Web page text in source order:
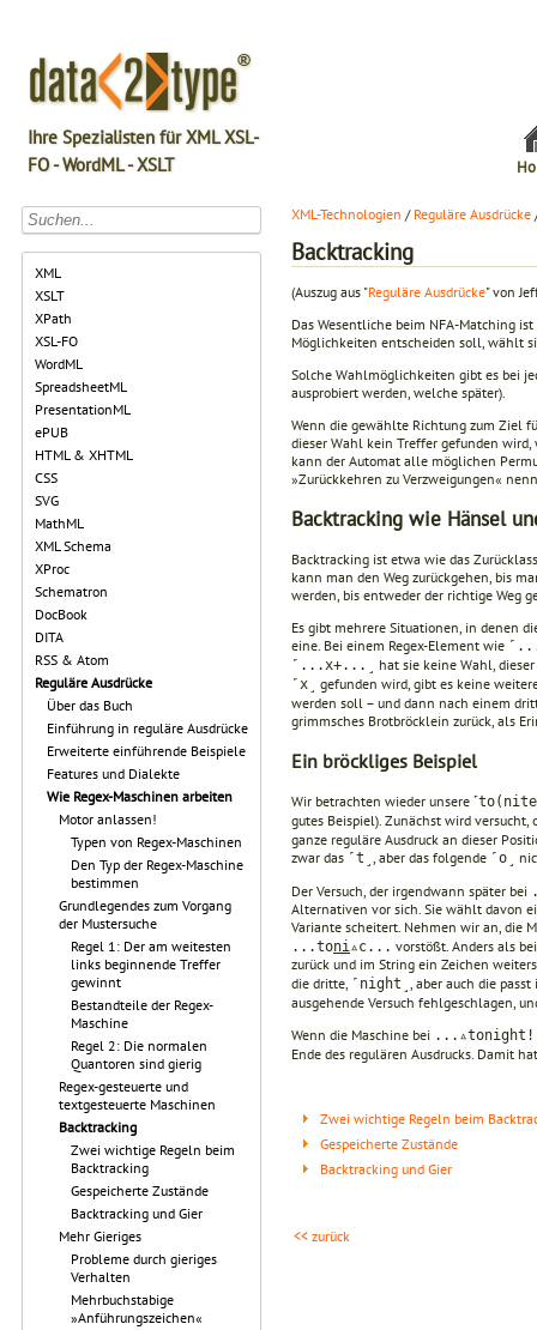
Ihre Spezialisten für XML XSL-
FO - WordML - XSLT
XML
XSLT
XPath
XSL-FO
WordML
SpreadsheetML
PresentationML
ePUB
HTML & XHTML
CSS
SVG
MathML
XML Schema
XProc
Schematron
DocBook
DITA
RSS & Atom
Reguläre Ausdrücke
Über das Buch
Einführung in reguläre Ausdrücke
Erweiterte einführende Beispiele
Features und Dialekte
Wie Regex-Maschinen arbeiten
Motor anlassen!
Typen von Regex-Maschinen
Den Typ der Regex-Maschine
bestimmen
Grundlegendes zum Vorgang
der Mustersuche
Regel 1: Der am weitesten
links beginnende Treffer
gewinnt
Bestandteile der Regex-
Maschine
Regel 2: Die normalen
Quantoren sind gierig
Regex-gesteuerte und
textgesteuerte Maschinen
Backtracking
Zwei wichtige Regeln beim
Backtracking
Gespeicherte Zustände
Backtracking und Gier
Mehr Gieriges
Probleme durch gieriges
Verhalten
Mehrbuchstabige
»Anführungszeichen«
XML-Technologien / Reguläre Ausdrücke
Backtracking
(Auszug aus "Reguläre Ausdrücke" von
Das Wesentliche beim NFA-Matching
Möglichkeiten entscheiden soll, wählt
Solche Wahlmöglichkeiten gibt es bei
ausprobiert werden, welche später).
Wenn die gewählte Richtung zum Ziel
dieser Wahl kein Treffer gefunden wird,
kann der Automat alle möglichen
»Zurückkehren zu Verzweigungen«
Backtracking wie Hänsel
Backtracking ist etwa wie das
kann man den Weg zurückgehen, bis
werden, bis entweder der richtige Weg
Es gibt mehrere Situationen, in denen
eine. Bei einem Regex-Element wie
˹...x+...˼
hat sie keine Wahl,
˹x˼
gefunden wird, gibt es keine
werden soll – und dann nach einem
grimmsches Brotbröcklein zurück, als
Ein bröckliges Beispiel
Wir betrachten wieder unsere ˹
gutes Beispiel). Zunächst wird versucht,
ganze reguläre Ausdruck an dieser
zwar das ˹t˼ , aber das folgende ˹o˼
Der Versuch, der irgendwann später bei
Alternativen vor sich. Sie wählt davon
Variante scheitert. Nehmen wir an, die
...toni▵c... vorstößt. Anders als
zurück und im String ein Zeichen
die dritte, ˹night˼ , aber auch die
ausgehende Versuch fehlgeschlagen,
Wenn die Maschine bei ...▵tonight!
Ende des regulären Ausdrucks. Damit
Zwei wichtige Regeln beim
Gespeicherte Zustände
Backtracking und Gier
<< zurück